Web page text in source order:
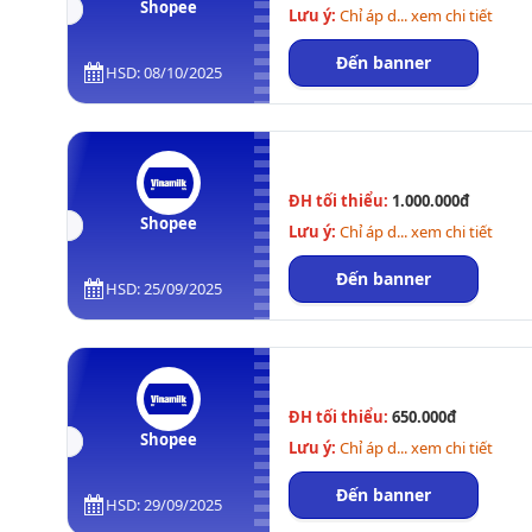
Shopee
HSD: 08/10/2025
Lưu ý: Chỉ áp d... xem chi tiết
Đến banner
Shopee
HSD: 25/09/2025
ĐH tối thiểu: 1.000.000đ
Lưu ý: Chỉ áp d... xem chi tiết
Đến banner
Shopee
HSD: 29/09/2025
ĐH tối thiểu: 650.000đ
Lưu ý: Chỉ áp d... xem chi tiết
Đến banner